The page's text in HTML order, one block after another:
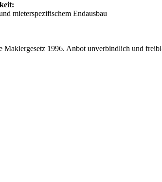
mieterspezifischem Endausbau
1996. Anbot unverbindlich und